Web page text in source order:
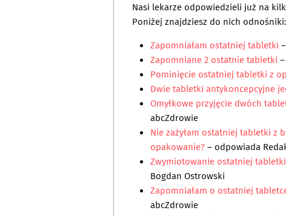
Nasi lekarze odpowiedzieli już na
Poniżej znajdziesz do nich odnośniki:
Zapomniałam ostatniej tabletki
Zapomniane 2 ostatnie tabletki
Pominięcie ostatniej tabletki z
Dwie tabletki antykoncepcyjne
Omyłkowe przyjęcie dwóch
abcZdrowie
Nie zażyłam ostatniej tabletki z
opakowanie?– odpowiada
Zwymiotowanie ostatniej
Bogdan Ostrowski
Zapomniałam o ostatniej
abcZdrowie